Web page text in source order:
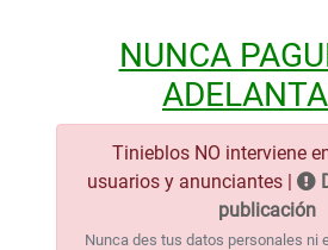
NUNCA
Tinieblos NO interviene
usuarios y anunciantes |
publicación
Nunca des tus datos personales ni